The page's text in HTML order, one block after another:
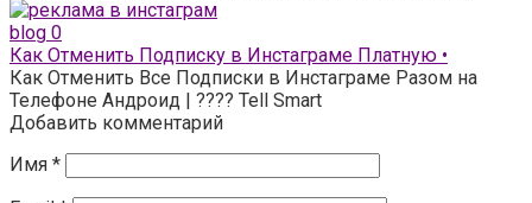
blog 0
Как Отменить Подписку в Инстаграме Платную •
Как Отменить Все Подписки в Инстаграме Разом на
Телефоне Андроид | ???? Tell Smart
Добавить комментарий
Имя *